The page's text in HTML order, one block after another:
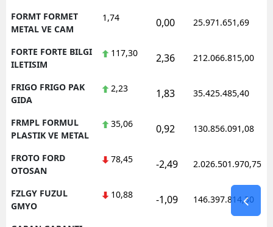
FORMT FORMET
METAL VE CAM
1,74 0,00 25.971.651,69
FORTE FORTE BILGI
ILETISIM
117,30 2,36 212.066.815,00
FRIGO FRIGO PAK
GIDA
2,23 1,83 35.425.485,40
FRMPL FORMUL
PLASTIK VE METAL
35,06 0,92 130.856.091,08
FROTO FORD
OTOSAN
78,45 -2,49 2.026.501.970,75
FZLGY FUZUL
GMYO
10,88 -1,09 146.397.814,30